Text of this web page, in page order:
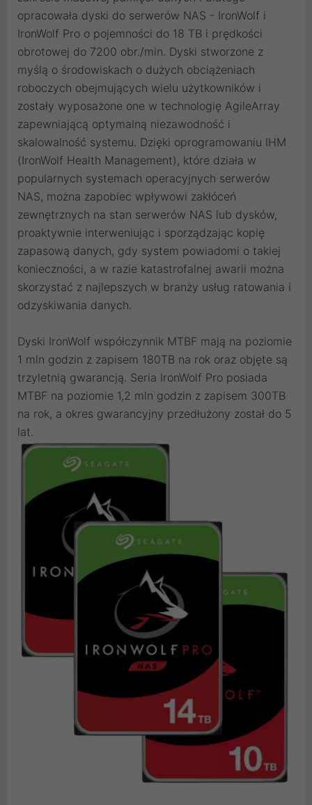
opracowała dyski do serwerów NAS - IronWolf i
IronWolf Pro o pojemności do 18 TB i prędkości
obrotowej do 7200 obr./min. Dyski stworzone z
myślą o środowiskach o dużych obciążeniach
roboczych obejmujących wielu użytkowników i
zostały wyposażone one w technologię AgileArray
zapewniającą optymalną niezawodność i
skalowalność systemu. Dzięki oprogramowaniu IHM
(IronWolf Health Management), które działa w
popularnych systemach operacyjnych serwerów
NAS, można zapobiec wpływowi zakłóceń
zewnętrznych na stan serwerów NAS lub dysków,
proaktywnie interweniując i sporządzając kopię
zapasową danych, gdy system powiadomi o takiej
konieczności, a w razie katastrofalnej awarii można
skorzystać z najlepszych w branży usług ratowania i
odzyskiwania danych.
Dyski IronWolf współczynnik MTBF mają na poziomie
1 mln godzin z zapisem 180TB na rok oraz objęte są
trzyletnią gwarancją. Seria IronWolf Pro posiada
MTBF na poziomie 1,2 mln godzin z zapisem 300TB
na rok, a okres gwarancyjny przedłużony został do 5
lat.